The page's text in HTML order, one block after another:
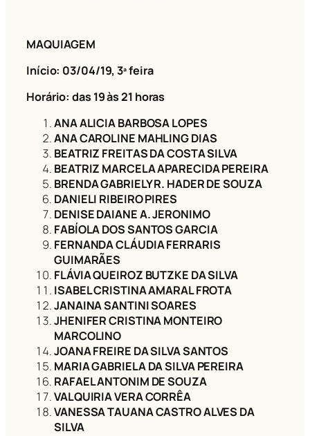
MAQUIAGEM
Início: 03/04/19, 3ª feira
Horário: das 19 às 21 horas
ANA ALICIA BARBOSA LOPES
ANA CAROLINE MAHLING DIAS
BEATRIZ FREITAS DA COSTA SILVA
BEATRIZ MARCELA APARECIDA PEREIRA
BRENDA GABRIELY R. HADER DE SOUZA
DANIELI RIBEIRO PIRES
DENISE DAIANE A. JERONIMO
FABÍOLA DOS SANTOS GARCIA
FERNANDA CLÁUDIA FERRARIS
GUIMARÃES
FLÁVIA QUEIROZ BUTZKE DA SILVA
ISABEL CRISTINA AMARAL FROTA
JANAINA SANTINI SOARES
JHENIFER CRISTINA MONTEIRO
MARCOLINO
JOANA FREIRE DA SILVA SANTOS
MARIA GABRIELA DA SILVA PEREIRA
RAFAEL ANTONIM DE SOUZA
VALQUIRIA VERA CORRÊA
VANESSA TAUANA CASTRO ALVES DA
SILVA